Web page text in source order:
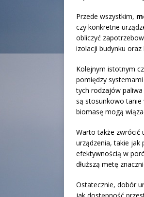
Przede wszystkim,
czy konkretne
obliczyć
izolacji budynku oraz
Kolejnym istotnym
pomiędzy
tych rodzajów paliwa
są stosunkowo tanie
biomasę mogą
Warto także zwrócić
urządzenia, takie jak
efektywnością w
dłuższą metę
Ostatecznie, dobór